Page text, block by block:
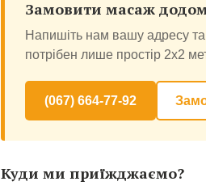
Замовити масаж
Напишіть нам вашу адресу
потрібен лише простір 2х2
(067) 664-77-92
Куди ми приїжджаємо?